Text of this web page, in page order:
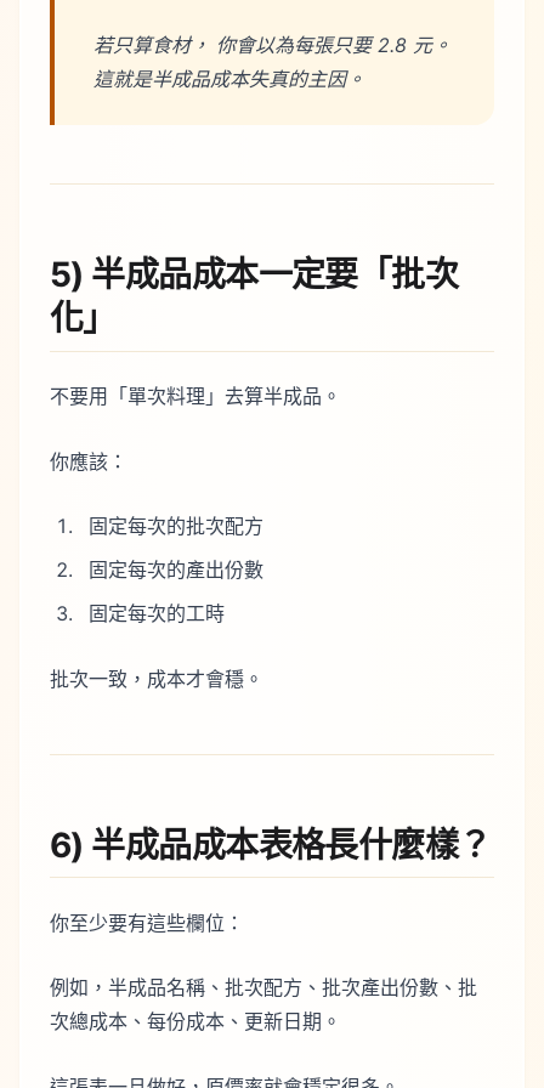
若只算食材， 你會以為每張只要 2.8 元。
這就是半成品成本失真的主因。
5) 半成品成本一定要「批次
化」
不要用「單次料理」去算半成品。
你應該：
固定每次的批次配方
固定每次的產出份數
固定每次的工時
批次一致，成本才會穩。
6) 半成品成本表格長什麼樣？
你至少要有這些欄位：
例如，半成品名稱、批次配方、批次產出份數、批
次總成本、每份成本、更新日期。